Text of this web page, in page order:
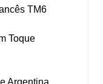
TM6
Toque